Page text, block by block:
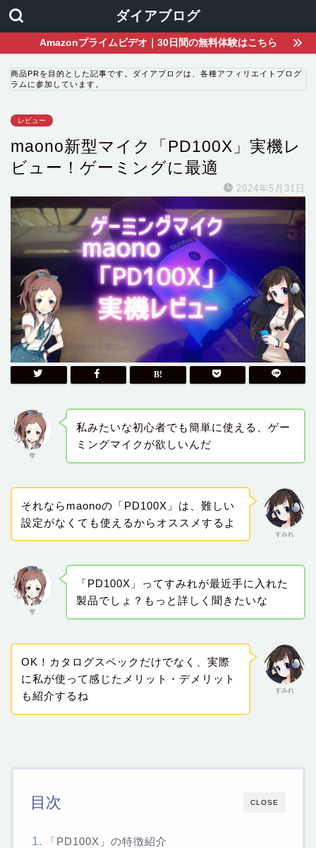
ダイアブログ
Amazonプライムビデオ｜30日間の無料体験はこちら
商品PRを目的とした記事です。ダイアブログは、各種アフィリエイトプログ
ラムに参加しています。
レビュー
maono新型マイク「PD100X」実機レ
ビュー！ゲーミングに最適
2024年5月31日
雫
私みたいな初心者でも簡単に使える、ゲー
ミングマイクが欲しいんだ
すみれ
それならmaonoの「PD100X」は、難しい
設定がなくても使えるからオススメするよ
雫
「PD100X」ってすみれが最近手に入れた
製品でしょ？もっと詳しく聞きたいな
すみれ
OK！カタログスペックだけでなく、実際
に私が使って感じたメリット・デメリット
も紹介するね
CLOSE
目次
「PD100X」の特徴紹介